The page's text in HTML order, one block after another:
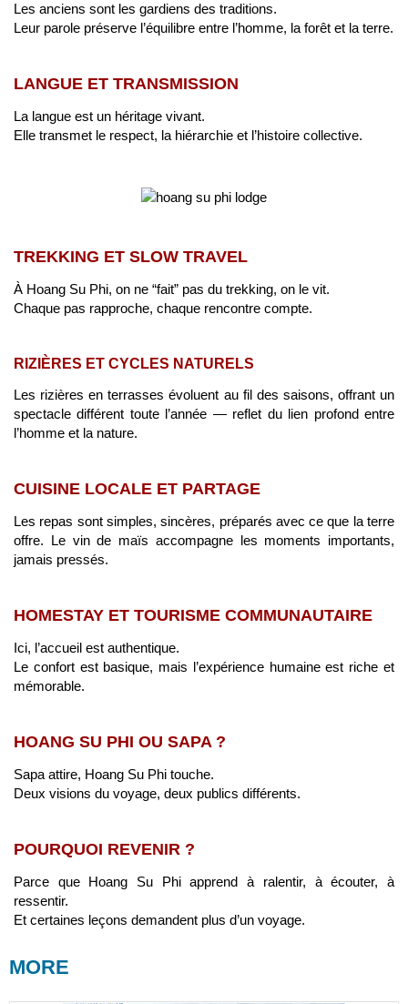
Les anciens sont les gardiens des traditions.
Leur parole préserve l’équilibre entre l’homme, la forêt et la terre.
LANGUE ET TRANSMISSION
La langue est un héritage vivant.
Elle transmet le respect, la hiérarchie et l’histoire collective.
TREKKING ET SLOW TRAVEL
À Hoang Su Phi, on ne “fait” pas du trekking, on le vit.
Chaque pas rapproche, chaque rencontre compte.
RIZIÈRES ET CYCLES NATURELS
Les rizières en terrasses évoluent au fil des saisons, offrant un
spectacle différent toute l’année — reflet du lien profond entre
l’homme et la nature.
CUISINE LOCALE ET PARTAGE
Les repas sont simples, sincères, préparés avec ce que la terre
offre. Le vin de maïs accompagne les moments importants,
jamais pressés.
HOMESTAY ET TOURISME COMMUNAUTAIRE
Ici, l’accueil est authentique.
Le confort est basique, mais l’expérience humaine est riche et
mémorable.
HOANG SU PHI OU SAPA ?
Sapa attire, Hoang Su Phi touche.
Deux visions du voyage, deux publics différents.
POURQUOI REVENIR ?
Parce que Hoang Su Phi apprend à ralentir, à écouter, à
ressentir.
Et certaines leçons demandent plus d’un voyage.
MORE